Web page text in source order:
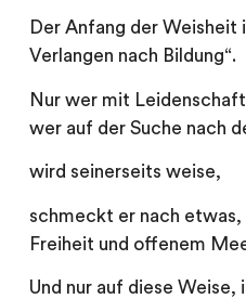
Der Anfang der Weisheit
Verlangen nach Bildung“.
Nur wer mit
wer auf der Suche nach
wird seinerseits weise,
schmeckt er nach
Freiheit und offenem
Und nur auf diese Weise,